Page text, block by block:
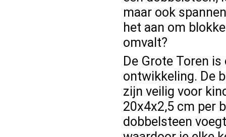
maar ook
het aan om
omvalt?
De Grote Toren
ontwikkeling. De
zijn veilig voor
20x4x2,5 cm per
dobbelsteen